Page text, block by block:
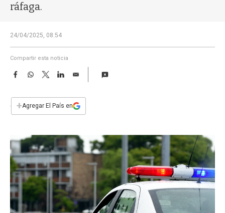
ráfaga.
24/04/2025, 08:54
Compartir esta noticia
F
e
b
k
W
s
p
T
w
t
L
n
E
i
l
+Agregar El País en